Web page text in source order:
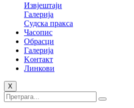
Извјештаји
Галерија
Судска пракса
Часопис
Обрасци
Галерија
Kонтакт
Линкови
X